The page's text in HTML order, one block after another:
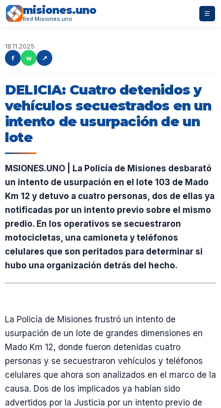
misiones.uno
Red Misiones.uno
☰
18.11.2025
f
w ↗
DELICIA: Cuatro detenidos y
vehículos secuestrados en un
intento de usurpación de un
lote
MSIONES.UNO | La Policía de Misiones desbarató
un intento de usurpación en el lote 103 de Mado
Km 12 y detuvo a cuatro personas, dos de ellas ya
notificadas por un intento previo sobre el mismo
predio. En los operativos se secuestraron
motocicletas, una camioneta y teléfonos
celulares que son peritados para determinar si
hubo una organización detrás del hecho.
La Policía de Misiones frustró un intento de
usurpación de un lote de grandes dimensiones en
Mado Km 12, donde fueron detenidas cuatro
personas y se secuestraron vehículos y teléfonos
celulares que ahora son analizados en el marco de la
causa. Dos de los implicados ya habían sido
advertidos por la Justicia por un intento previo de